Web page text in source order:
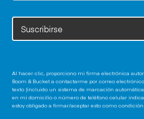
Suscribirse
Al hacer clic, proporciono mi firma electrónica
Boom & Bucket a contactarme por correo
texto (incluido un sistema de marcación
en mi domicilio o número de teléfono celular
estoy obligado a firmar/aceptar esto como